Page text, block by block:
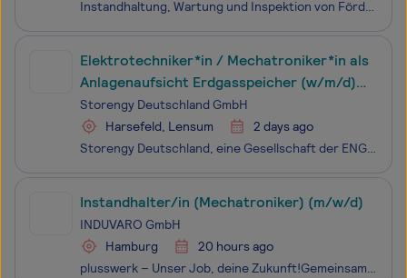
Instandhaltung, Wartung und Inspektion von Förderanlagen, Paket- und Briefsortieranlagen Fehlersuche und Behebung bei Stillstand und Störung an den betriebstechnischen Einrichtungen Laufende Prüfung des Anlagenzustandes und Überwachung der Produktion hinsichtlich technischer Daten IT-
Elektrotechniker*in / Mechatroniker*in als
Anlagenaufsicht Erdgasspeicher (w/m/d)
auf zwei Standorten
Storengy Deutschland GmbH
Harsefeld, Lensum
2 days ago
Storengy Deutschland, eine Gesellschaft der ENGIE-Gruppe, gehört zu den führenden Gasspeicherunternehmen Deutschlands. Mit unseren rund 150 Mitarbeitenden deutschlandweit sind wir zuverlässiger Partner für Speicherdienstleistungen: Wir planen, bauen und betreiben Speicheranlagen und vermarkten deren
Instandhalter/in (Mechatroniker) (m/w/d)
INDUVARO GmbH
Hamburg
20 hours ago
plusswerk – Unser Job, deine Zukunft!Gemeinsam finden wir deinen neuen Arbeitsplatz.Wir bieten Dir Chancen als Instandhalter/in (Mechatroniker) (m/w/d) in Hamburg und Umgebung